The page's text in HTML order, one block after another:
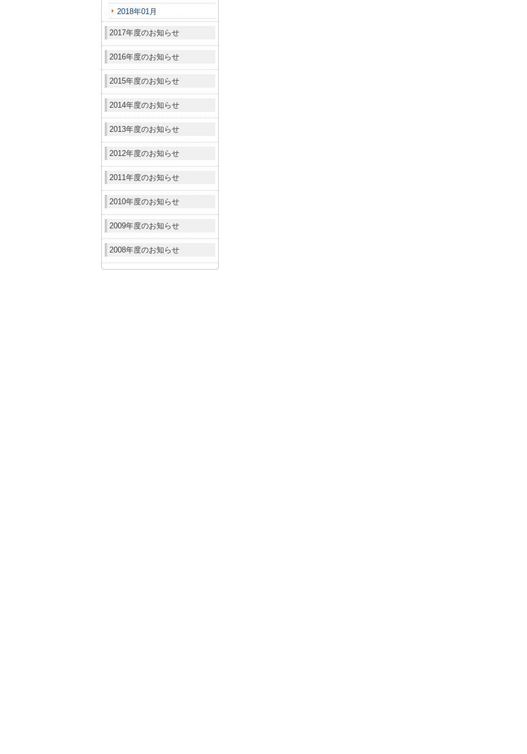
2018年01月
2017年度のお知らせ
2016年度のお知らせ
2015年度のお知らせ
2014年度のお知らせ
2013年度のお知らせ
2012年度のお知らせ
2011年度のお知らせ
2010年度のお知らせ
2009年度のお知らせ
2008年度のお知らせ